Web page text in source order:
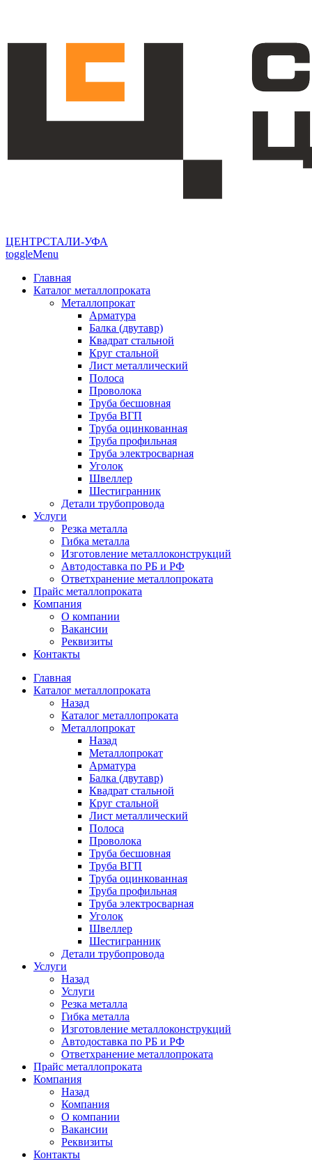
ЦЕНТРСТАЛИ-УФА
toggleMenu
Главная
Каталог металлопроката
Металлопрокат
Арматура
Балка (двутавр)
Квадрат стальной
Круг стальной
Лист металлический
Полоса
Проволока
Труба бесшовная
Труба ВГП
Труба оцинкованная
Труба профильная
Труба электросварная
Уголок
Швеллер
Шестигранник
Детали трубопровода
Услуги
Резка металла
Гибка металла
Изготовление металлоконструкций
Автодоставка по РБ и РФ
Ответхранение металлопроката
Прайс металлопроката
Компания
О компании
Вакансии
Реквизиты
Контакты
Главная
Каталог металлопроката
Назад
Каталог металлопроката
Металлопрокат
Назад
Металлопрокат
Арматура
Балка (двутавр)
Квадрат стальной
Круг стальной
Лист металлический
Полоса
Проволока
Труба бесшовная
Труба ВГП
Труба оцинкованная
Труба профильная
Труба электросварная
Уголок
Швеллер
Шестигранник
Детали трубопровода
Услуги
Назад
Услуги
Резка металла
Гибка металла
Изготовление металлоконструкций
Автодоставка по РБ и РФ
Ответхранение металлопроката
Прайс металлопроката
Компания
Назад
Компания
О компании
Вакансии
Реквизиты
Контакты